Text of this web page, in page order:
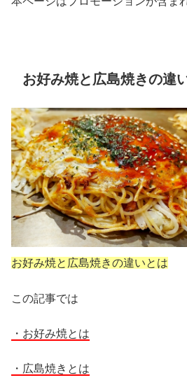
お好み焼と広島焼きの違
お好み焼と広島焼きの違いとは
この記事では
・お好み焼とは
・広島焼きとは